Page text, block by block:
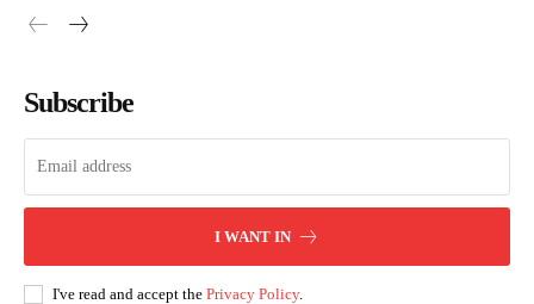
Subscribe
I WANT IN
I've read and accept the Privacy Policy.